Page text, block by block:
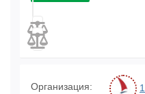
Организация: